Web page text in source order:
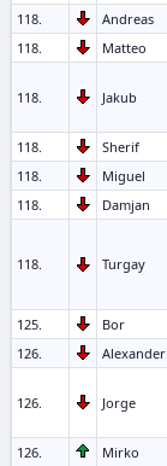
118. Andreas
118.
Matteo
118. Jakub
118.
Sherif
118.
Miguel
118.
Damjan
118. Turgay
125.
Bor
126.
Alexander
126. Jorge
126.
Mirko